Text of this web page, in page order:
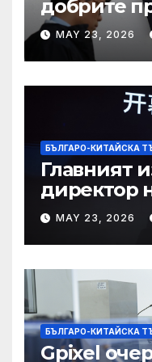
добрите
училища
тежестта
на ИИ,
MAY 23, 2026
БЪЛГАРО-КИТАЙСКА
Главният
директор
Китай най-
MAY 23, 2026
БЪЛГАРО-КИТАЙСКА
Gpixel